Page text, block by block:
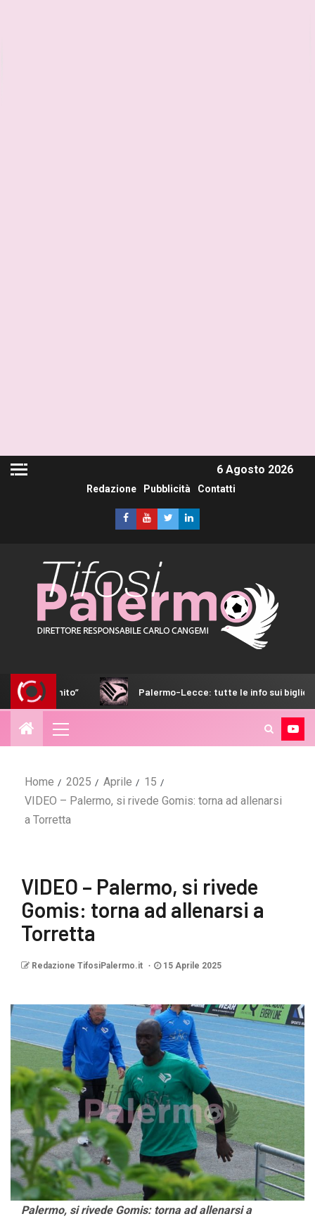
6 Agosto 2026
Redazione Pubblicità Contatti
Palermo-Lecce: tutte le info sui biglietti
Home 2025 Aprile
15
VIDEO – Palermo, si rivede Gomis: torna ad allenarsi
a Torretta
VIDEO – Palermo, si rivede
Gomis: torna ad allenarsi a
Torretta
Redazione TifosiPalermo.it 15 Aprile 2025
Palermo, si rivede Gomis: torna ad allenarsi a